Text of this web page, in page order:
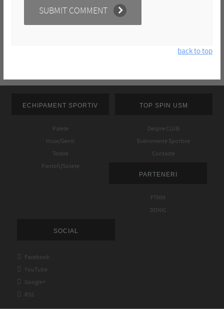
back to top
ECHIPAMENT SPORTIV
Palete
Huse/Genti
Textile
Pantofi/Sosete
TOP SPIN USM
Despre CLUB
Evenimente Sportive
Contacte
PARTENERI
FTMM
DONIC
SOCIAL
 Facebook
 YouTube
 Google+
 RSS